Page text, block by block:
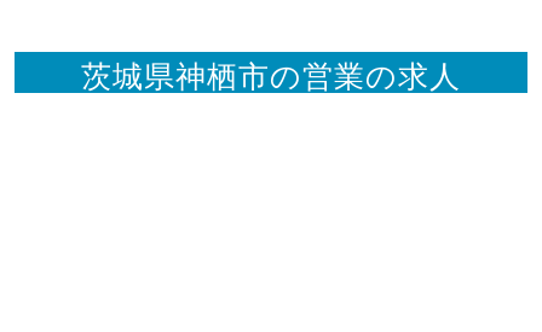
茨城県神栖市の営業の求人